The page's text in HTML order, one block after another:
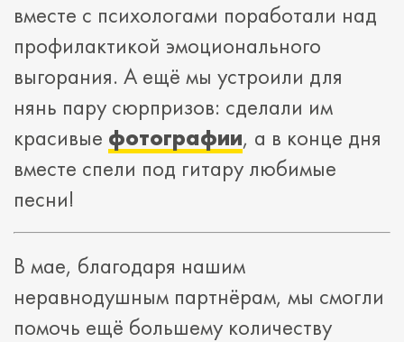
вместе с психологами поработали над
профилактикой эмоционального
выгорания. А ещё мы устроили для
нянь пару сюрпризов: сделали им
красивые фотографии, а в конце дня
вместе спели под гитару любимые
песни!
В мае, благодаря нашим
неравнодушным партнёрам, мы смогли
помочь ещё большему количеству